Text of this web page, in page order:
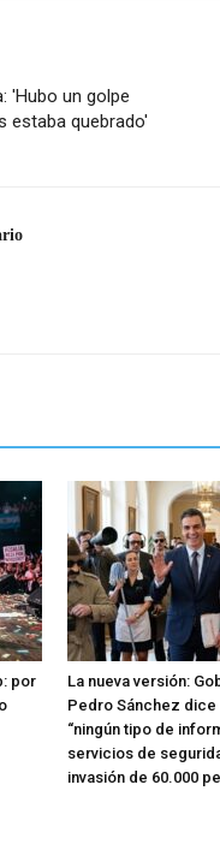
'Hubo un golpe
estaba quebrado'
por
La nueva versión:
Pedro Sánchez dice
“ningún tipo de
servicios de
invasión de 60.000